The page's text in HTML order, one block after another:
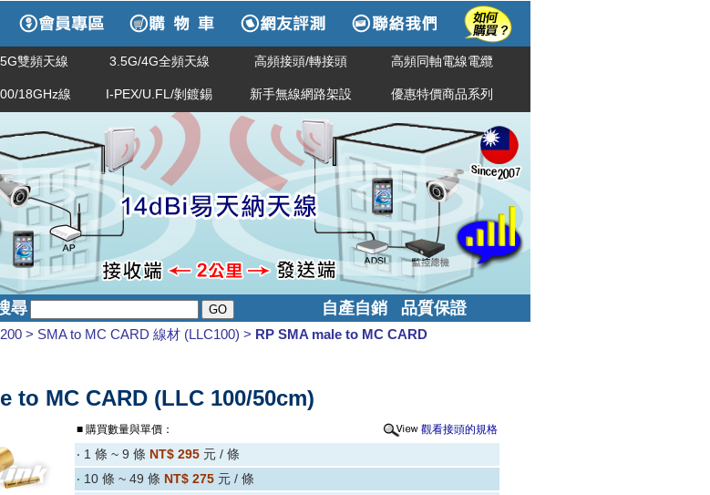
雙頻天線 3.5G/4G全頻天線 高頻接頭/轉接頭 高頻同軸電線電纜
18GHz線 I-PEX/U.FL/剝鍍錫 新手無線網路架設 優惠特價商品系列
尋 自產自銷 品質保證
> SMA to MC CARD 線材 (LLC100) > RP SMA male to MC CARD
to MC CARD (LLC 100/50cm)
■ 購買數量與單價： 觀看接頭的規格
‧ 1 條 ~ 9 條 NT$ 295 元 / 條
‧ 10 條 ~ 49 條 NT$ 275 元 / 條